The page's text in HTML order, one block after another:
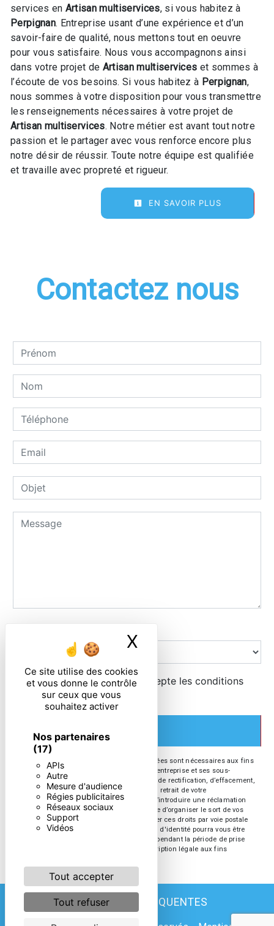
Ce site utilise des cookies
et vous donne le contrôle
sur ceux que vous
souhaitez activer
Nos partenaires
(17)
APIs
Autre
Mesure d'audience
Régies publicitaires
Réseaux sociaux
Support
Vidéos
Tout accepter
Tout refuser
X Masquer le
services en Artisan multiservices, si vous habitez à
Perpignan. Entreprise usant d’une expérience et d’un
savoir-faire de qualité, nous mettons tout en oeuvre
pour vous satisfaire. Nous vous accompagnons ainsi
dans votre projet de Artisan multiservices et sommes à
l’écoute de vos besoins. Si vous habitez à Perpignan,
nous sommes à votre disposition pour vous transmettre
les renseignements nécessaires à votre projet de
Artisan multiservices. Notre métier est avant tout notre
passion et le partager avec vous renforce encore plus
notre désir de réussir. Toute notre équipe est qualifiée
et travaille avec propreté et rigueur.
EN SAVOIR PLUS
Contactez nous
En cochant cette case, j'accepte les conditions
particulières ci-dessous **
** Les données personnelles communiquées sont nécessaires aux fins
de vous contacter. Elles sont destinées à l'entreprise et ses sous-
traitants. Vous disposez de droits d’accès, de rectification, d’effacement,
de portabilité, de limitation, d’opposition, de retrait de votre
consentement à tout moment et du droit d’introduire une réclamation
auprès d’une autorité de contrôle, ainsi que d’organiser le sort de vos
données post-mortem. Vous pouvez exercer ces droits par voie postale
ou par courrier électronique. Un justificatif d'identité pourra vous être
demandé. Nous conservons vos données pendant la période de prise
de contact puis pendant la durée de prescription légale aux fins
RECHERCHES FRÉQUENTES